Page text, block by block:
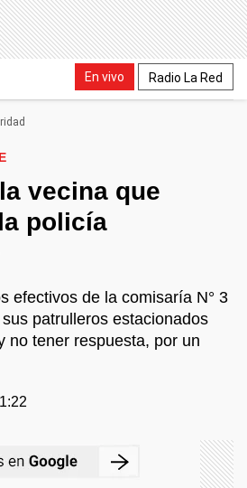
En vivo Radio La Red
vecina que
policía
efectivos de la comisaría N° 3
patrulleros estacionados
no tener respuesta, por un